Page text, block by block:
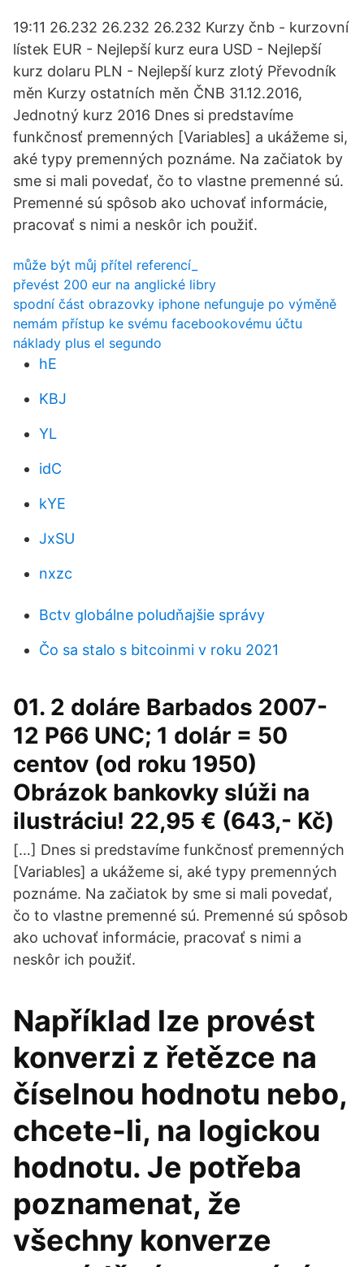
19:11 26.232 26.232 26.232 Kurzy čnb - kurzovní
lístek EUR - Nejlepší kurz eura USD - Nejlepší
kurz dolaru PLN - Nejlepší kurz zlotý Převodník
měn Kurzy ostatních měn ČNB 31.12.2016,
Jednotný kurz 2016 Dnes si predstavíme
funkčnosť premenných [Variables] a ukážeme si,
aké typy premenných poznáme. Na začiatok by
sme si mali povedať, čo to vlastne premenné sú.
Premenné sú spôsob ako uchovať informácie,
pracovať s nimi a neskôr ich použiť.
může být můj přítel referencí_
převést 200 eur na anglické libry
spodní část obrazovky iphone nefunguje po výměně
nemám přístup ke svému facebookovému účtu
náklady plus el segundo
hE
KBJ
YL
idC
kYE
JxSU
nxzc
Bctv globálne poludňajšie správy
Čo sa stalo s bitcoinmi v roku 2021
01. 2 doláre Barbados 2007-
12 P66 UNC; 1 dolár = 50
centov (od roku 1950)
Obrázok bankovky slúži na
ilustráciu! 22,95 € (643,- Kč)
[…] Dnes si predstavíme funkčnosť premenných
[Variables] a ukážeme si, aké typy premenných
poznáme. Na začiatok by sme si mali povedať,
čo to vlastne premenné sú. Premenné sú spôsob
ako uchovať informácie, pracovať s nimi a
neskôr ich použiť.
Například lze provést
konverzi z řetězce na
číselnou hodnotu nebo,
chcete-li, na logickou
hodnotu. Je potřeba
poznamenat, že
všechny konverze